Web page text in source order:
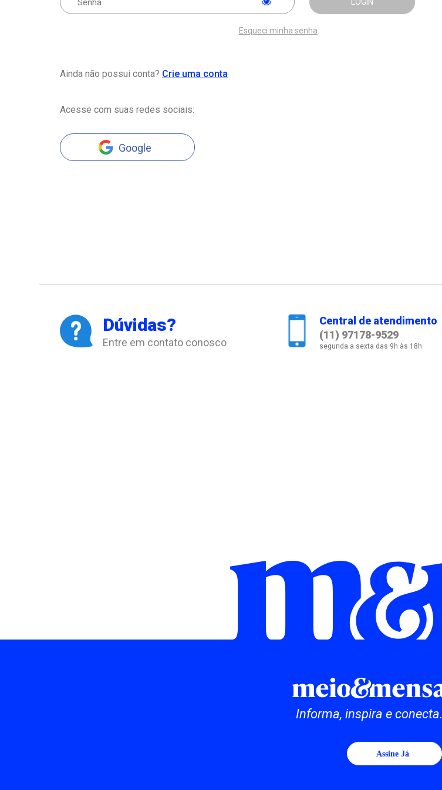
Esqueci minha senha
Ainda não possui conta? Crie uma conta
Acesse com suas redes sociais:
Google
Dúvidas?
Entre em contato conosco
Central de atendimento
(11) 97178-9529
segunda a sexta das 9h às 18h
Informa, inspira e conecta.
Assine Já